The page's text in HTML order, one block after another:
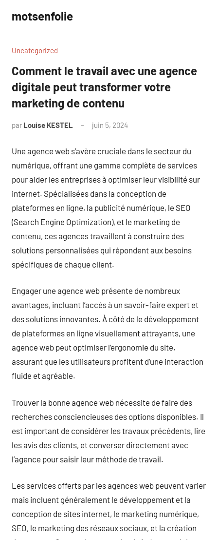
contenu
motsenfolie
Uncategorized
Comment le travail avec une agence
digitale peut transformer votre
marketing de contenu
par Louise KESTEL juin 5, 2024
Une agence web s’avère cruciale dans le secteur du
numérique, offrant une gamme complète de services
pour aider les entreprises à optimiser leur visibilité sur
internet. Spécialisées dans la conception de
plateformes en ligne, la publicité numérique, le SEO
(Search Engine Optimization), et le marketing de
contenu, ces agences travaillent à construire des
solutions personnalisées qui répondent aux besoins
spécifiques de chaque client.
Engager une agence web présente de nombreux
avantages, incluant l’accès à un savoir-faire expert et
des solutions innovantes. À côté de le développement
de plateformes en ligne visuellement attrayants, une
agence web peut optimiser l’ergonomie du site,
assurant que les utilisateurs profitent d’une interaction
fluide et agréable.
Trouver la bonne agence web nécessite de faire des
recherches consciencieuses des options disponibles. Il
est important de considérer les travaux précédents, lire
les avis des clients, et converser directement avec
l’agence pour saisir leur méthode de travail.
Les services offerts par les agences web peuvent varier
mais incluent généralement le développement et la
conception de sites internet, le marketing numérique,
SEO, le marketing des réseaux sociaux, et la création